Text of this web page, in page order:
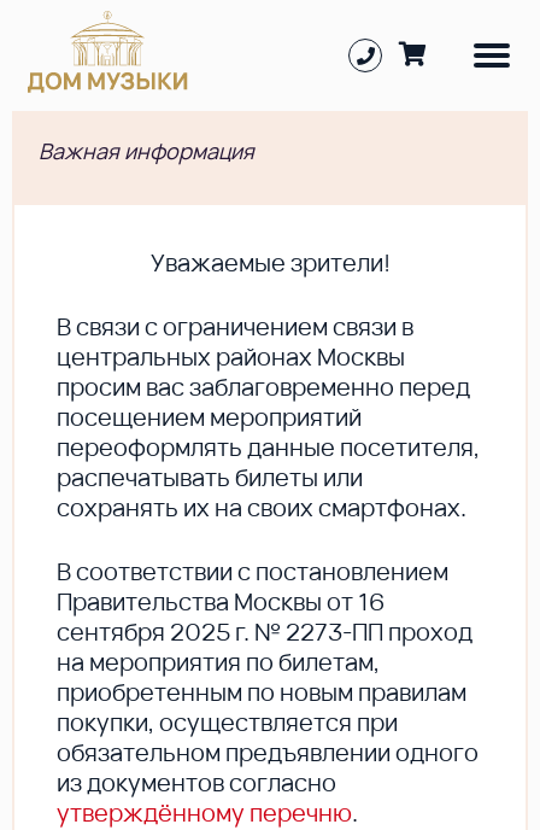
Важная информация
Уважаемые зрители!
В cвязи с ограничением связи в
центральных районах Москвы
просим вас заблаговременно перед
посещением мероприятий
переоформлять данные посетителя,
распечатывать билеты или
сохранять их на своих смартфонах.
В соответствии с постановлением
Правительства Москвы от 16
сентября 2025 г. № 2273-ПП проход
на мероприятия по билетам,
приобретенным по новым правилам
покупки, осуществляется при
обязательном предъявлении одного
из документов согласно
утверждённому перечню.